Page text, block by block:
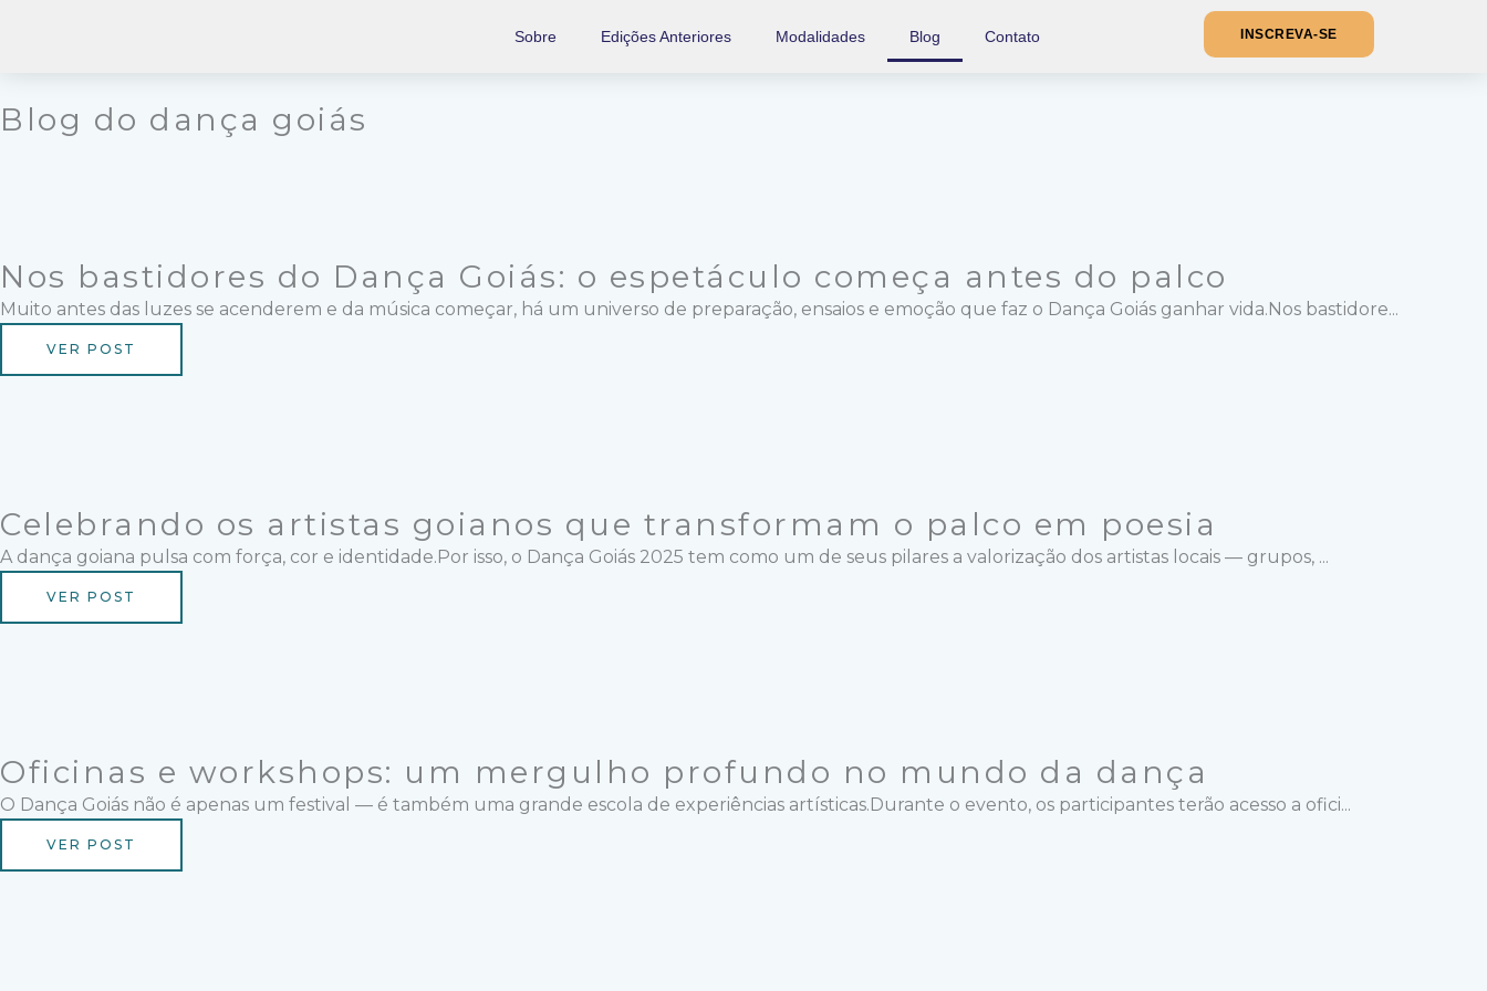
Sobre Edições Anteriores Modalidades Blog Contato INSCREVA-SE
Blog do dança goiás
Nos bastidores do Dança Goiás: o espetáculo começa antes do palco
Muito antes das luzes se acenderem e da música começar, há um universo de preparação, ensaios e emoção que faz o Dança Goiás ganhar vida.Nos bastidore...
VER POST
Celebrando os artistas goianos que transformam o palco em poesia
A dança goiana pulsa com força, cor e identidade.Por isso, o Dança Goiás 2025 tem como um de seus pilares a valorização dos artistas locais — grupos, ...
VER POST
Oficinas e workshops: um mergulho profundo no mundo da dança
O Dança Goiás não é apenas um festival — é também uma grande escola de experiências artísticas.Durante o evento, os participantes terão acesso a ofici...
VER POST